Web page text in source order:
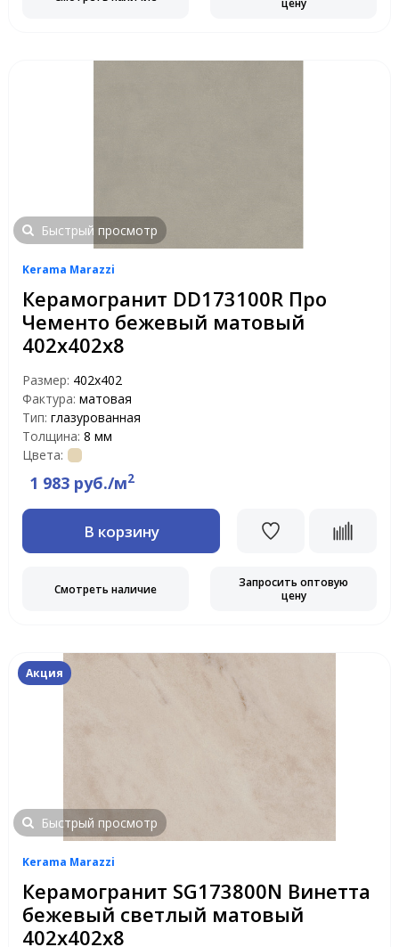
цену
Быстрый просмотр
Kerama Marazzi
Керамогранит DD173100R Про
Чементо бежевый матовый
402х402х8
Размер: 402х402
Фактура: матовая
Тип: глазурованная
Толщина: 8 мм
Цвета:
1 983 руб./м2
В корзину
Смотреть наличие
Запросить оптовую
цену
Акция
Быстрый просмотр
Kerama Marazzi
Керамогранит SG173800N Винетта
бежевый светлый матовый
402х402х8